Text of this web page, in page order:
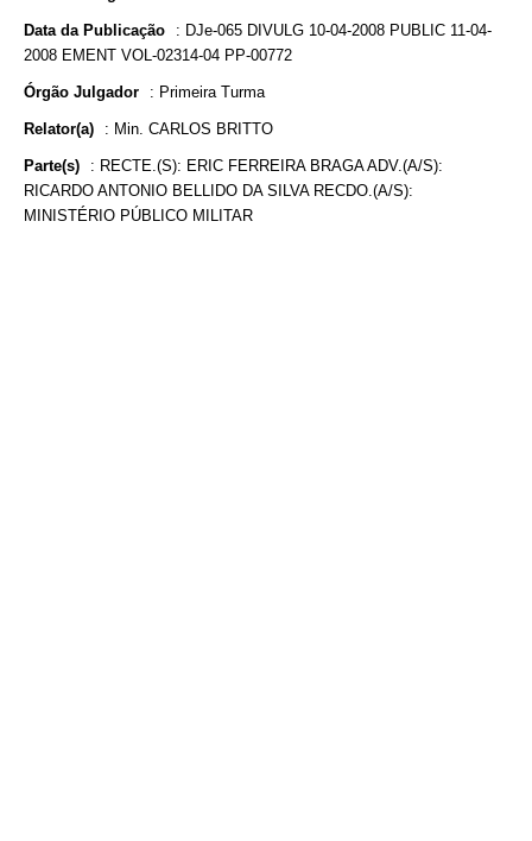
Data da Publicação : DJe-065 DIVULG 10-04-2008 PUBLIC 11-04-
2008 EMENT VOL-02314-04 PP-00772
Órgão Julgador : Primeira Turma
Relator(a) : Min. CARLOS BRITTO
Parte(s) : RECTE.(S): ERIC FERREIRA BRAGA ADV.(A/S):
RICARDO ANTONIO BELLIDO DA SILVA RECDO.(A/S):
MINISTÉRIO PÚBLICO MILITAR